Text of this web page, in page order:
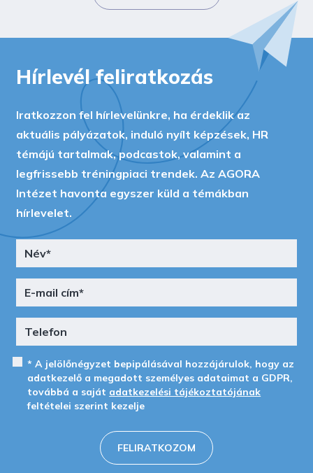
Hírlevél feliratkozás
Iratkozzon fel hírlevelünkre, ha érdeklik az
aktuális pályázatok, induló nyílt képzések, HR
témájú tartalmak, podcastok, valamint a
legfrissebb tréningpiaci trendek. Az AGORA
Intézet havonta egyszer küld a témákban
hírlevelet.
* A jelölőnégyzet bepipálásával hozzájárulok, hogy az
adatkezelő a megadott személyes adataimat a GDPR,
továbbá a saját adatkezelési tájékoztatójának
feltételei szerint kezelje
FELIRATKOZOM